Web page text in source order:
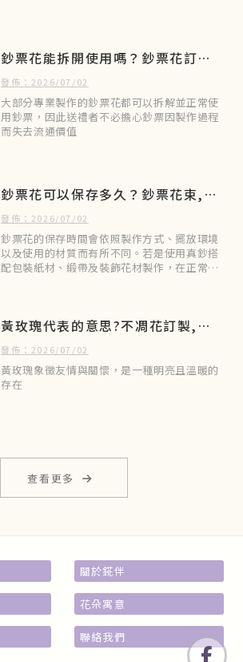
鈔票花能拆開使用嗎？鈔票花訂製,
台北鈔票花訂製,土城鈔票花訂製,
桃園鈔票花訂製
發佈：2026/07/02
大部分專業製作的鈔票花都可以拆解並正常使
用鈔票，因此送禮者不必擔心鈔票因製作過程
而失去流通價值
鈔票花可以保存多久？鈔票花束,台
北鈔票花束,土城鈔票花束
發佈：2026/07/02
鈔票花的保存時間會依照製作方式、擺放環境
以及使用的材質而有所不同。若是使用真鈔搭
配包裝紙材、緞帶及裝飾花材製作，在正常室
黃玫瑰代表的意思?不凋花訂製,台
北不凋花訂製,土城不凋花訂製
發佈：2026/07/02
黃玫瑰象徵友情與關懷，是一種明亮且溫暖的
存在
查看更多
關於錵伴
花朵寓意
聯絡我們